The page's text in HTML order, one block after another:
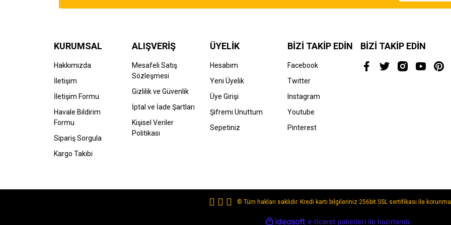
Bu ürüne benzer farklı alternatifler olmalı.
KURUMSAL
Hakkımızda
İletişim
İletişim Formu
Havale Bildirim
Formu
Sipariş Sorgula
Kargo Takibi
ALIŞVERİŞ
Mesafeli Satış
Sözleşmesi
Gizlilik ve Güvenlik
İptal ve İade Şartları
Kişisel Veriler
Politikası
ÜYELİK
Hesabım
Yeni Üyelik
Üye Girişi
Şifremi Unuttum
Sepetiniz
BİZİ TAKİP EDİN
Facebook
Twitter
Instagram
Youtube
Pinterest
BİZİ TAKİP EDİN
© Tüm hakları saklıdır. Kredi kartı bilgileriniz 256bit SSL sertifikası ile
ideasoft e-